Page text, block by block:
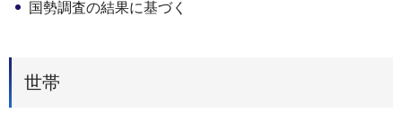
国勢調査の結果に基づく
世帯